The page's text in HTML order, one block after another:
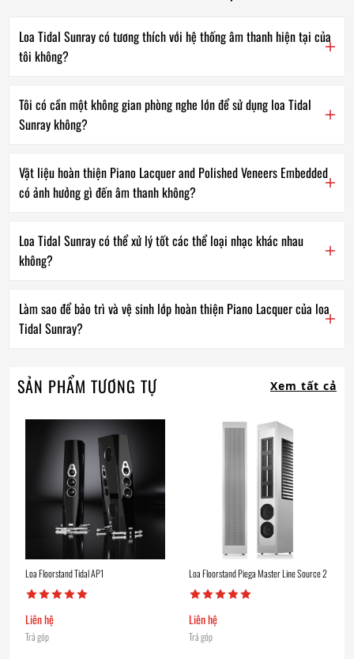
Loa Tidal Sunray có tương thích với hệ thống âm thanh hiện tại của
tôi không?
Tôi có cần một không gian phòng nghe lớn để sử dụng loa Tidal
Sunray không?
Vật liệu hoàn thiện Piano Lacquer and Polished Veneers Embedded
có ảnh hưởng gì đến âm thanh không?
Loa Tidal Sunray có thể xử lý tốt các thể loại nhạc khác nhau
không?
Làm sao để bảo trì và vệ sinh lớp hoàn thiện Piano Lacquer của loa
Tidal Sunray?
SẢN PHẨM TƯƠNG TỰ Xem tất cả
Loa Floorstand Tidal AP1
Liên hệ
Trả góp
Loa Floorstand Piega Master Line Source 2
Liên hệ
Trả góp